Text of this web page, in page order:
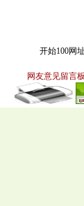
开始100网
网友意见留言板